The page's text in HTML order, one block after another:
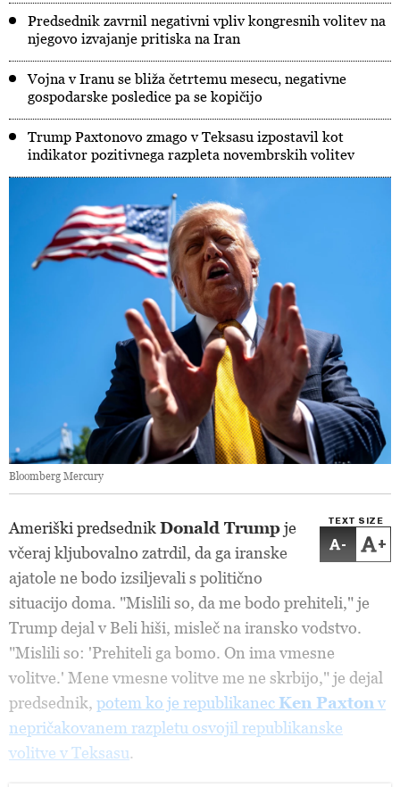
Predsednik zavrnil negativni vpliv kongresnih volitev na
njegovo izvajanje pritiska na Iran
Vojna v Iranu se bliža četrtemu mesecu, negativne
gospodarske posledice pa se kopičijo
Trump Paxtonovo zmago v Teksasu izpostavil kot
indikator pozitivnega razpleta novembrskih volitev
Bloomberg Mercury
TEXT SIZE
- +
Ameriški predsednikDonald Trumpje
včeraj kljubovalno zatrdil, da ga iranske
ajatole ne bodo izsiljevali s politično
situacijo doma. "Mislili so, da me bodo prehiteli," je
Trump dejal v Beli hiši, misleč na iransko vodstvo.
"Mislili so: 'Prehiteli ga bomo. On ima vmesne
volitve.' Mene vmesne volitve me ne skrbijo," je dejal
predsednik, potem ko je republikanecKen Paxton v
nepričakovanem razpletu osvojil republikanske
volitve v Teksasu.